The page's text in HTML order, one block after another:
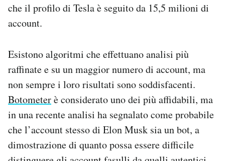
che il profilo di Tesla è seguito da 15,5 milioni di
account.
Esistono algoritmi che effettuano analisi più
raffinate e su un maggior numero di account, ma
non sempre i loro risultati sono soddisfacenti.
Botometerè considerato uno dei più affidabili, ma
in una recente analisi ha segnalato come probabile
che l’account stesso di Elon Musk sia un bot, a
dimostrazione di quanto possa essere difficile